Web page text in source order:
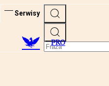
Serwisy
PRO